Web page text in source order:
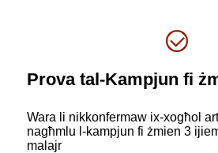
Prova tal-Kampjun fi
Wara li nikkonfermaw ix-xogħol
nagħmlu l-kampjun fi żmien 3
malajr